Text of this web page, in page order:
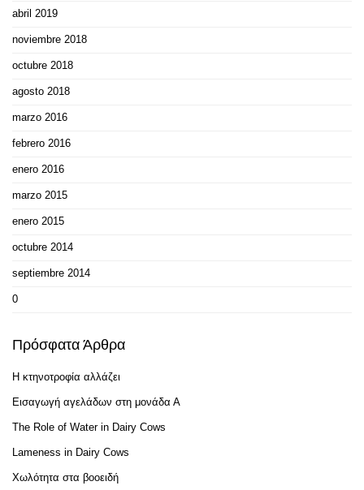
abril 2019
noviembre 2018
octubre 2018
agosto 2018
marzo 2016
febrero 2016
enero 2016
marzo 2015
enero 2015
octubre 2014
septiembre 2014
0
Πρόσφατα Άρθρα
Η κτηνοτροφία αλλάζει
Εισαγωγή αγελάδων στη μονάδα Α
The Role of Water in Dairy Cows
Lameness in Dairy Cows
Χωλότητα στα βοοειδή